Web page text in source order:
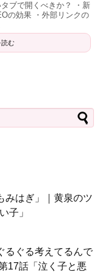
タブで開くべきか？ ・新
の効果 ・外部リンクの
む
みはぎ」｜黄泉のツ
子」
るぐる考えてるんで
17話「泣く子と悪